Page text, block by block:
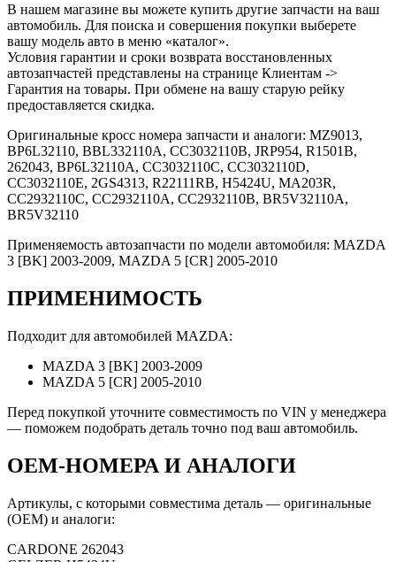
В нашем магазине вы можете купить другие запчасти на ваш
автомобиль. Для поиска и совершения покупки выберете
вашу модель авто в меню «каталог».
Условия гарантии и сроки возврата восстановленных
автозапчастей представлены на странице Клиентам ->
Гарантия на товары. При обмене на вашу старую рейку
предоставляется скидка.
Оригинальные кросс номера запчасти и аналоги: MZ9013,
BP6L32110, BBL332110A, CC3032110B, JRP954, R1501B,
262043, BP6L32110A, CC3032110C, CC3032110D,
CC3032110E, 2GS4313, R22111RB, H5424U, MA203R,
CC2932110C, CC2932110A, CC2932110B, BR5V32110A,
BR5V32110
Применяемость автозапчасти по модели автомобиля: MAZDA
3 [BK] 2003-2009, MAZDA 5 [CR] 2005-2010
ПРИМЕНИМОСТЬ
Подходит для автомобилей MAZDA:
MAZDA 3 [BK] 2003-2009
MAZDA 5 [CR] 2005-2010
Перед покупкой уточните совместимость по VIN у менеджера
— поможем подобрать деталь точно под ваш автомобиль.
OEM-НОМЕРА И АНАЛОГИ
Артикулы, с которыми совместима деталь — оригинальные
(OEM) и аналоги:
CARDONE 262043